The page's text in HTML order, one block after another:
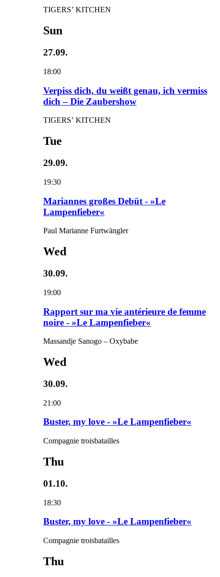
TIGERS’ KITCHEN
Sun
27.09.
18:00
Verpiss dich, du weißt genau, ich vermiss
dich – Die Zaubershow
TIGERS’ KITCHEN
Tue
29.09.
19:30
Mariannes großes Debüt - »Le
Lampenfieber«
Paul Marianne Furtwängler
Wed
30.09.
19:00
Rapport sur ma vie antérieure de femme
noire - »Le Lampenfieber«
Massandje Sanogo – Oxybabe
Wed
30.09.
21:00
Buster, my love - »Le Lampenfieber«
Compagnie troisbatailles
Thu
01.10.
18:30
Buster, my love - »Le Lampenfieber«
Compagnie troisbatailles
Thu